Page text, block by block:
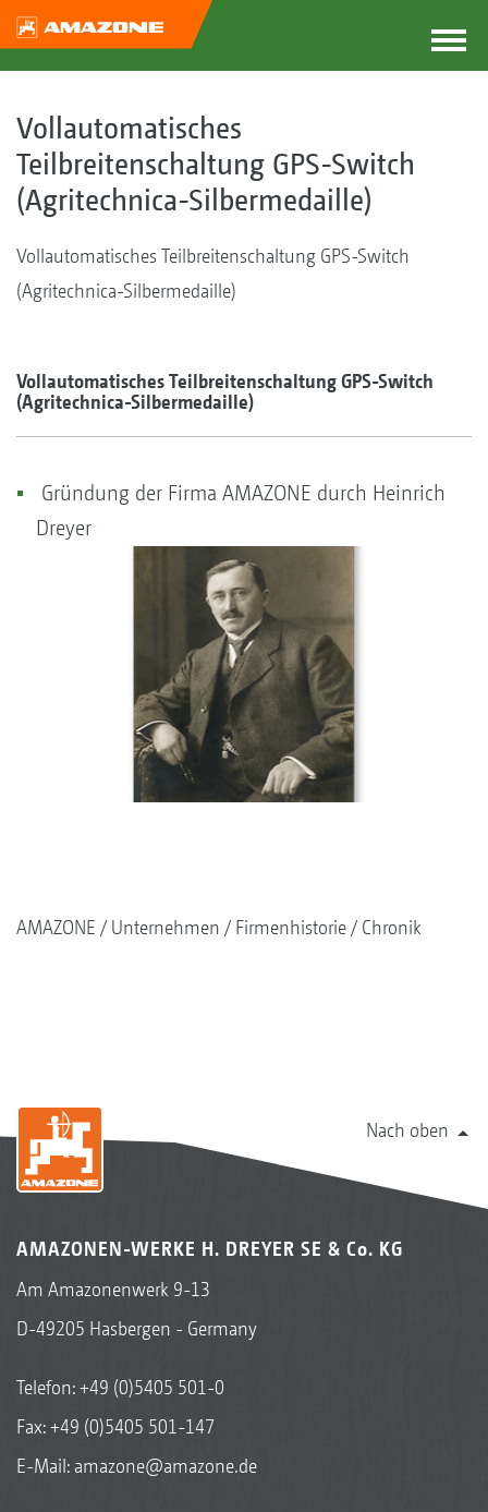
Vollautomatisches
Teilbreitenschaltung GPS-Switch
(Agritechnica-Silbermedaille)
Vollautomatisches Teilbreitenschaltung GPS-Switch
(Agritechnica-Silbermedaille)
Vollautomatisches Teilbreitenschaltung GPS-Switch
(Agritechnica-Silbermedaille)
Gründung der Firma AMAZONE durch Heinrich
Dreyer
AMAZONE Unternehmen Firmenhistorie Chronik
Nach oben
AMAZONEN-WERKE H. DREYER SE & Co. KG
Am Amazonenwerk 9-13
D-49205 Hasbergen - Germany
Telefon:+49 (0)5405 501-0
Fax: +49 (0)5405 501-147
E-Mail: amazone@amazone.de